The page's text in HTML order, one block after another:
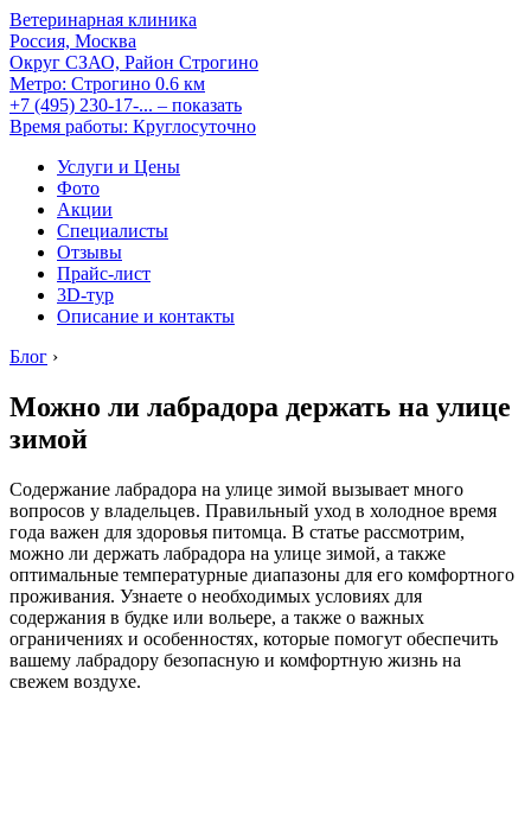
Ветеринарная клиника
Россия, Москва
Округ СЗАО, Район Строгино
Метро: Строгино 0.6 км
+7 (495) 230-17-... – показать
Время работы: Круглосуточно
Услуги и Цены
Фото
Акции
Специалисты
Отзывы
Прайс-лист
3D-тур
Описание и контакты
Блог ›
Можно ли лабрадора держать на улице
зимой
Содержание лабрадора на улице зимой вызывает много
вопросов у владельцев. Правильный уход в холодное время
года важен для здоровья питомца. В статье рассмотрим,
можно ли держать лабрадора на улице зимой, а также
оптимальные температурные диапазоны для его комфортного
проживания. Узнаете о необходимых условиях для
содержания в будке или вольере, а также о важных
ограничениях и особенностях, которые помогут обеспечить
вашему лабрадору безопасную и комфортную жизнь на
свежем воздухе.